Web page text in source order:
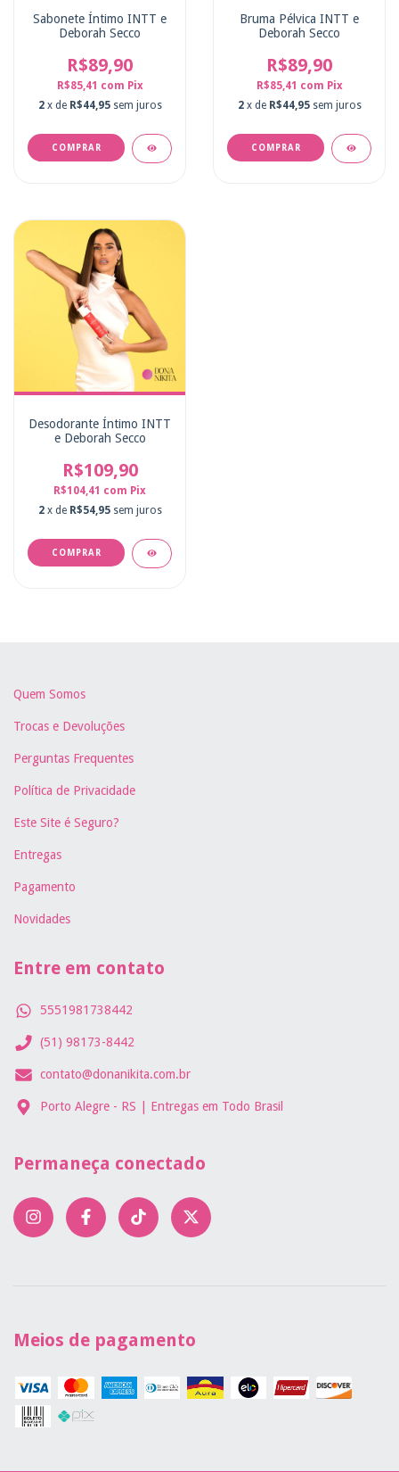
Sabonete Íntimo INTT e
Deborah Secco
R$89,90
R$85,41 com Pix
2 x de R$44,95 sem juros
Bruma Pélvica INTT e
Deborah Secco
R$89,90
R$85,41 com Pix
2 x de R$44,95 sem juros
Desodorante Íntimo INTT
e Deborah Secco
R$109,90
R$104,41 com Pix
2 x de R$54,95 sem juros
Quem Somos
Trocas e Devoluções
Perguntas Frequentes
Política de Privacidade
Este Site é Seguro?
Entregas
Pagamento
Novidades
Entre em contato
5551981738442
(51) 98173-8442
contato@donanikita.com.br
Porto Alegre - RS | Entregas em Todo Brasil
Permaneça conectado
Meios de pagamento